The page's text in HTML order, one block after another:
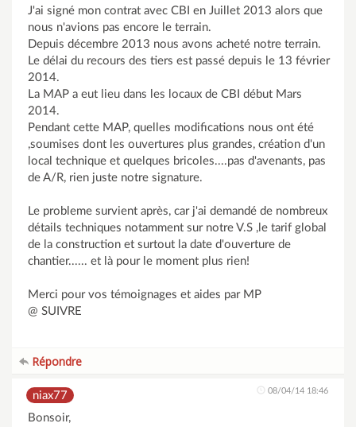
J'ai signé mon contrat avec CBI en Juillet 2013 alors que
nous n'avions pas encore le terrain.
Depuis décembre 2013 nous avons acheté notre terrain.
Le délai du recours des tiers est passé depuis le 13 février
2014.
La MAP a eut lieu dans les locaux de CBI début Mars
2014.
Pendant cette MAP, quelles modifications nous ont été
,soumises dont les ouvertures plus grandes, création d'un
local technique et quelques bricoles....pas d'avenants, pas
de A/R, rien juste notre signature.
Le probleme survient après, car j'ai demandé de nombreux
détails techniques notamment sur notre V.S ,le tarif global
de la construction et surtout la date d'ouverture de
chantier...... et là pour le moment plus rien!
Merci pour vos témoignages et aides par MP
@ SUIVRE
Répondre
niax77 08/04/14 18:46
Bonsoir,